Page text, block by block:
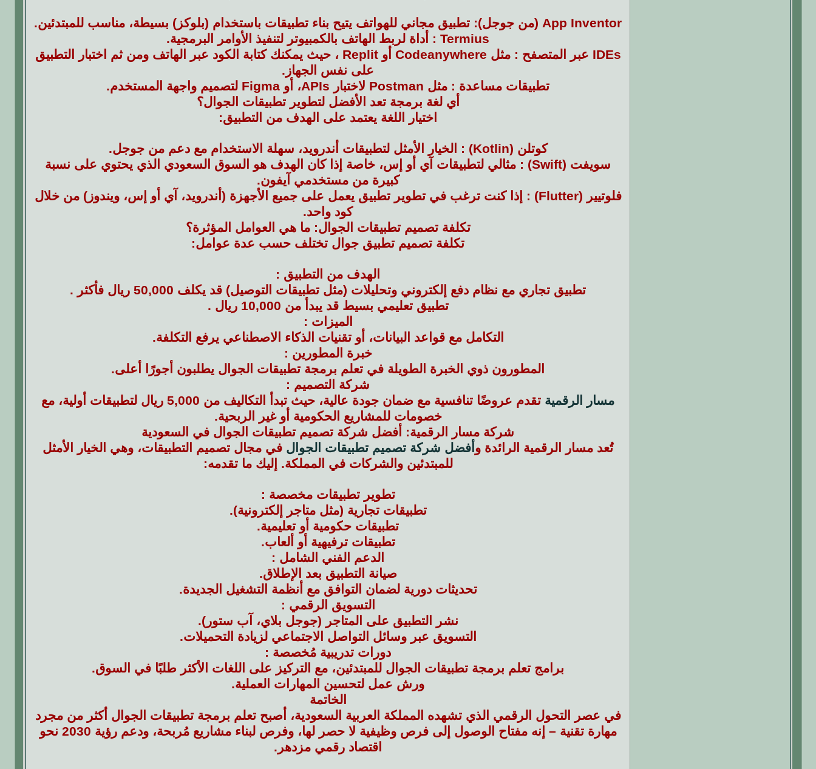
App Inventor (من جوجل): تطبيق مجاني للهواتف يتيح بناء تطبيقات باستخدام (بلوكز) بسيطة، مناسب للمبتدئين.
Termius : أداة لربط الهاتف بالكمبيوتر لتنفيذ الأوامر البرمجية.
IDEs عبر المتصفح : مثل Codeanywhere أو Replit ، حيث يمكنك كتابة الكود عبر الهاتف ومن ثم اختبار التطبيق
على نفس الجهاز.
تطبيقات مساعدة : مثل Postman لاختبار APIs، أو Figma لتصميم واجهة المستخدم.
أي لغة برمجة تعد الأفضل لتطوير تطبيقات الجوال؟
اختيار اللغة يعتمد على الهدف من التطبيق:
كوتلن (Kotlin) : الخيار الأمثل لتطبيقات أندرويد، سهلة الاستخدام مع دعم من جوجل.
سويفت (Swift) : مثالي لتطبيقات آي أو إس، خاصة إذا كان الهدف هو السوق السعودي الذي يحتوي على نسبة
كبيرة من مستخدمي آيفون.
فلوتيير (Flutter) : إذا كنت ترغب في تطوير تطبيق يعمل على جميع الأجهزة (أندرويد، آي أو إس، ويندوز) من خلال
كود واحد.
تكلفة تصميم تطبيقات الجوال: ما هي العوامل المؤثرة؟
تكلفة تصميم تطبيق جوال تختلف حسب عدة عوامل:
الهدف من التطبيق :
تطبيق تجاري مع نظام دفع إلكتروني وتحليلات (مثل تطبيقات التوصيل) قد يكلف 50,000 ريال فأكثر .
تطبيق تعليمي بسيط قد يبدأ من 10,000 ريال .
الميزات :
التكامل مع قواعد البيانات، أو تقنيات الذكاء الاصطناعي يرفع التكلفة.
خبرة المطورين :
المطورون ذوي الخبرة الطويلة في تعلم برمجة تطبيقات الجوال يطلبون أجورًا أعلى.
شركة التصميم :
مسار الرقمية
تقدم عروضًا تنافسية مع ضمان جودة عالية، حيث تبدأ التكاليف من 5,000 ريال لتطبيقات أولية، مع
خصومات للمشاريع الحكومية أو غير الربحية.
شركة مسار الرقمية: أفضل شركة تصميم تطبيقات الجوال في السعودية
تُعد مسار الرقمية الرائدة و أفضل شركة تصميم تطبيقات الجوال في مجال تصميم التطبيقات، وهي الخيار الأمثل
للمبتدئين والشركات في المملكة. إليك ما تقدمه:
تطوير تطبيقات مخصصة :
تطبيقات تجارية (مثل متاجر إلكترونية).
تطبيقات حكومية أو تعليمية.
تطبيقات ترفيهية أو ألعاب.
الدعم الفني الشامل :
صيانة التطبيق بعد الإطلاق.
تحديثات دورية لضمان التوافق مع أنظمة التشغيل الجديدة.
التسويق الرقمي :
نشر التطبيق على المتاجر (جوجل بلاي، آب ستور).
التسويق عبر وسائل التواصل الاجتماعي لزيادة التحميلات.
دورات تدريبية مُخصصة :
برامج تعلم برمجة تطبيقات الجوال للمبتدئين، مع التركيز على اللغات الأكثر طلبًا في السوق.
ورش عمل لتحسين المهارات العملية.
الخاتمة
في عصر التحول الرقمي الذي تشهده المملكة العربية السعودية، أصبح تعلم برمجة تطبيقات الجوال أكثر من مجرد
مهارة تقنية – إنه مفتاح الوصول إلى فرص وظيفية لا حصر لها، وفرص لبناء مشاريع مُربحة، ودعم رؤية 2030 نحو
اقتصاد رقمي مزدهر.